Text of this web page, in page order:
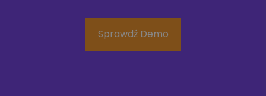
Sprawdź Demo